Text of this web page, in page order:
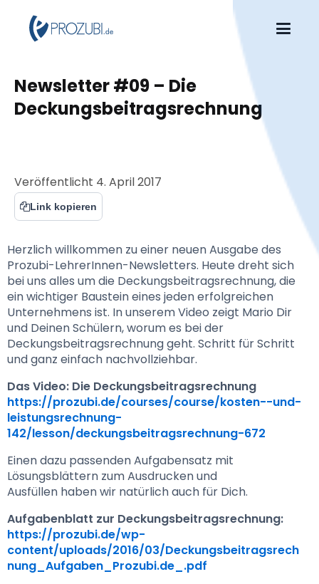
Newsletter #09 – Die
Deckungsbeitragsrechnung
Veröffentlicht 4. April 2017
Link kopieren
Herzlich willkommen zu einer neuen Ausgabe des
Prozubi-LehrerInnen-Newsletters. Heute dreht sich
bei uns alles um die Deckungsbeitragsrechnung, die
ein wichtiger Baustein eines jeden erfolgreichen
Unternehmens ist. In unserem Video zeigt Mario Dir
und Deinen Schülern, worum es bei der
Deckungsbeitragsrechnung geht. Schritt für Schritt
und ganz einfach nachvollziehbar.
Das Video: Die Deckungsbeitragsrechnung
https://prozubi.de/courses/course/kosten--und-
leistungsrechnung-
142/lesson/deckungsbeitragsrechnung-672
Einen dazu passenden Aufgabensatz mit
Lösungsblättern zum Ausdrucken und
Ausfüllen haben wir natürlich auch für Dich.
Aufgabenblatt zur Deckungsbeitragsrechnung:
https://prozubi.de/wp-
content/uploads/2016/03/Deckungsbeitragsrech
nung_Aufgaben_Prozubi.de_.pdf